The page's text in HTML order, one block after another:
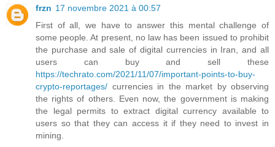
frzn 17 novembre 2021 à 00:57
First of all, we have to answer this mental challenge of
some people. At present, no law has been issued to prohibit
the purchase and sale of digital currencies in Iran, and all
users can buy and sell these
https://techrato.com/2021/11/07/important-points-to-buy-
crypto-reportages/ currencies in the market by observing
the rights of others. Even now, the government is making
the legal permits to extract digital currency available to
users so that they can access it if they need to invest in
mining.